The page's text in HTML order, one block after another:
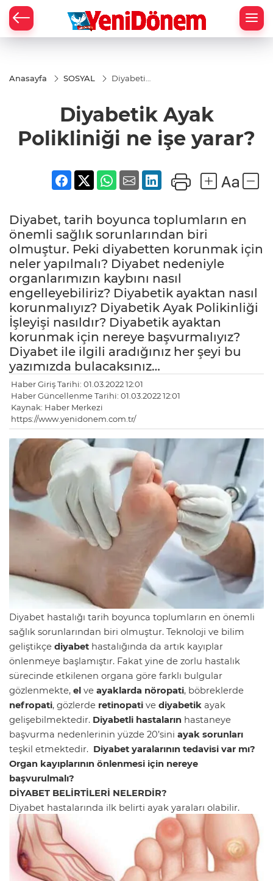
Anasayfa SOSYAL
Diyabetik
ne işe
yarar?
Diyabetik Ayak
Polikliniği ne işe yarar?
Diyabet, tarih boyunca toplumların en
önemli sağlık sorunlarından biri
olmuştur. Peki diyabetten korunmak için
neler yapılmalı? Diyabet nedeniyle
organlarımızın kaybını nasıl
engelleyebiliriz? Diyabetik ayaktan nasıl
korunmalıyız? Diyabetik Ayak Polikinliği
İşleyişi nasıldır? Diyabetik ayaktan
korunmak için nereye başvurmalıyız?
Diyabet ile ilgili aradığınız her şeyi bu
yazımızda bulacaksınız…
Haber Giriş Tarihi: 01.03.2022 12:01
Haber Güncellenme Tarihi: 01.03.2022 12:01
Kaynak: Haber Merkezi
https://www.yenidonem.com.tr/
Diyabet hastalığı tarih boyunca toplumların en önemli
sağlık sorunlarından biri olmuştur. Teknoloji ve bilim
geliştikçe diyabet hastalığında da artık kayıplar
önlenmeye başlamıştır. Fakat yine de zorlu hastalık
sürecinde etkilenen organa göre farklı bulgular
gözlenmekte, el ve ayaklarda nöropati, böbreklerde
nefropati, gözlerde retinopati ve diyabetik ayak
gelişebilmektedir. Diyabetli hastaların hastaneye
başvurma nedenlerinin yüzde 20’sini ayak sorunları
teşkil etmektedir. Diyabet yaralarının tedavisi var mı?
Organ kayıplarının önlenmesi için nereye
başvurulmalı?
DİYABET BELİRTİLERİ NELERDİR?
Diyabet hastalarında ilk belirti ayak yaraları olabilir.